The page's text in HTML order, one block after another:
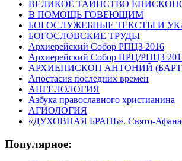
ВЕЛИКОЕ ТАИНСТВО
В ПОМОЩЬ ГОВЕЮЩИМ
БОГОСЛУЖЕБНЫЕ ТЕКСТЫ И
БОГОСЛОВСКИЕ ТРУДЫ
Архиерейский Собор РПЦЗ 2016
Архиерейский Собор ПРЦ/РПЦЗ
АРХИЕПИСКОП АНТОНИЙ
Апостасия последних времен
АНГЕЛОЛОГИЯ
Азбука православного христианина
АГИОЛОГИЯ
«ДУХОВНАЯ БРАНЬ». Свято-
Популярное: